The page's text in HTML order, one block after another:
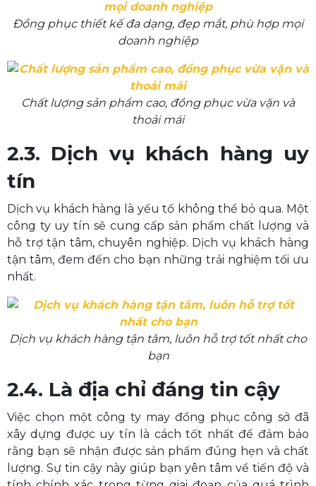
Đồng phục thiết kế đa dạng, đẹp mắt, phù hợp mọi
doanh nghiệp
Chất lượng sản phẩm cao, đồng phục vừa vặn và
thoải mái
2.3. Dịch vụ khách hàng uy
tín
Dịch vụ khách hàng là yếu tố không thể bỏ qua. Một
công ty uy tín sẽ cung cấp sản phẩm chất lượng và
hỗ trợ tận tâm, chuyên nghiệp. Dịch vụ khách hàng
tận tâm, đem đến cho bạn những trải nghiệm tối ưu
nhất.
Dịch vụ khách hàng tận tâm, luôn hỗ trợ tốt nhất cho
bạn
2.4. Là địa chỉ đáng tin cậy
Việc chọn một công ty may đồng phục công sở đã
xây dựng được uy tín là cách tốt nhất để đảm bảo
rằng bạn sẽ nhận được sản phẩm đúng hẹn và chất
lượng. Sự tin cậy này giúp bạn yên tâm về tiến độ và